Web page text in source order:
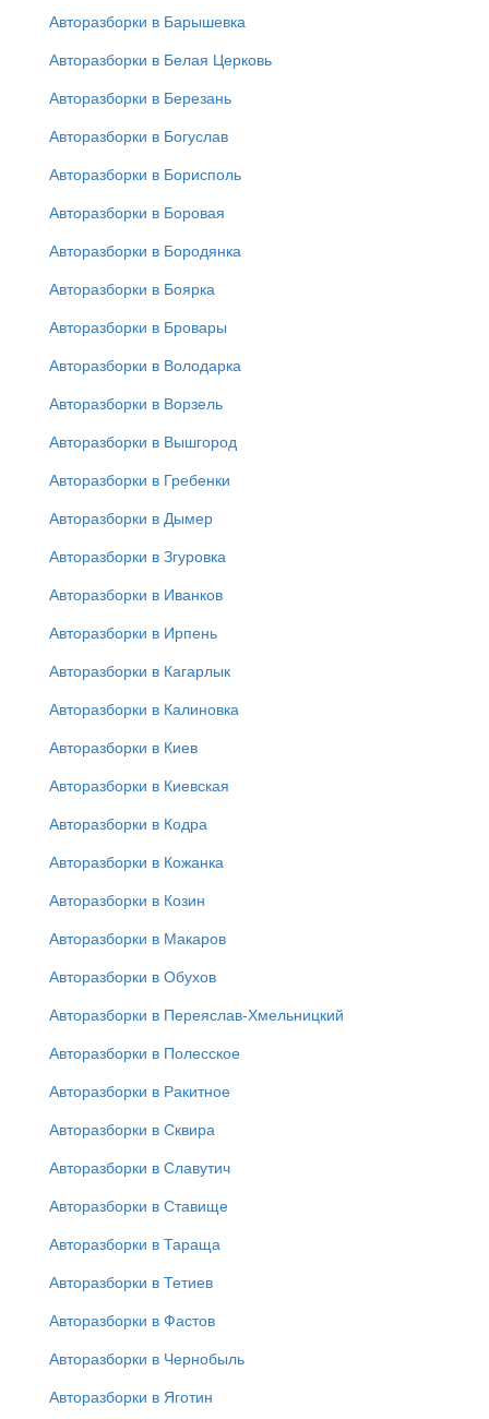
Авторазборки в Барышевка
Авторазборки в Белая Церковь
Авторазборки в Березань
Авторазборки в Богуслав
Авторазборки в Борисполь
Авторазборки в Боровая
Авторазборки в Бородянка
Авторазборки в Боярка
Авторазборки в Бровары
Авторазборки в Володарка
Авторазборки в Ворзель
Авторазборки в Вышгород
Авторазборки в Гребенки
Авторазборки в Дымер
Авторазборки в Згуровка
Авторазборки в Иванков
Авторазборки в Ирпень
Авторазборки в Кагарлык
Авторазборки в Калиновка
Авторазборки в Киев
Авторазборки в Киевская
Авторазборки в Кодра
Авторазборки в Кожанка
Авторазборки в Козин
Авторазборки в Макаров
Авторазборки в Обухов
Авторазборки в Переяслав-Хмельницкий
Авторазборки в Полесское
Авторазборки в Ракитное
Авторазборки в Сквира
Авторазборки в Славутич
Авторазборки в Ставище
Авторазборки в Тараща
Авторазборки в Тетиев
Авторазборки в Фастов
Авторазборки в Чернобыль
Авторазборки в Яготин